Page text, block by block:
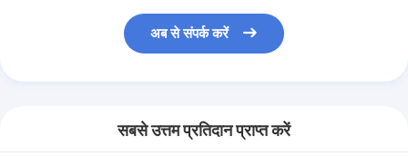
अब से संपर्क करें
सबसे उत्तम प्रतिदान प्राप्त करें